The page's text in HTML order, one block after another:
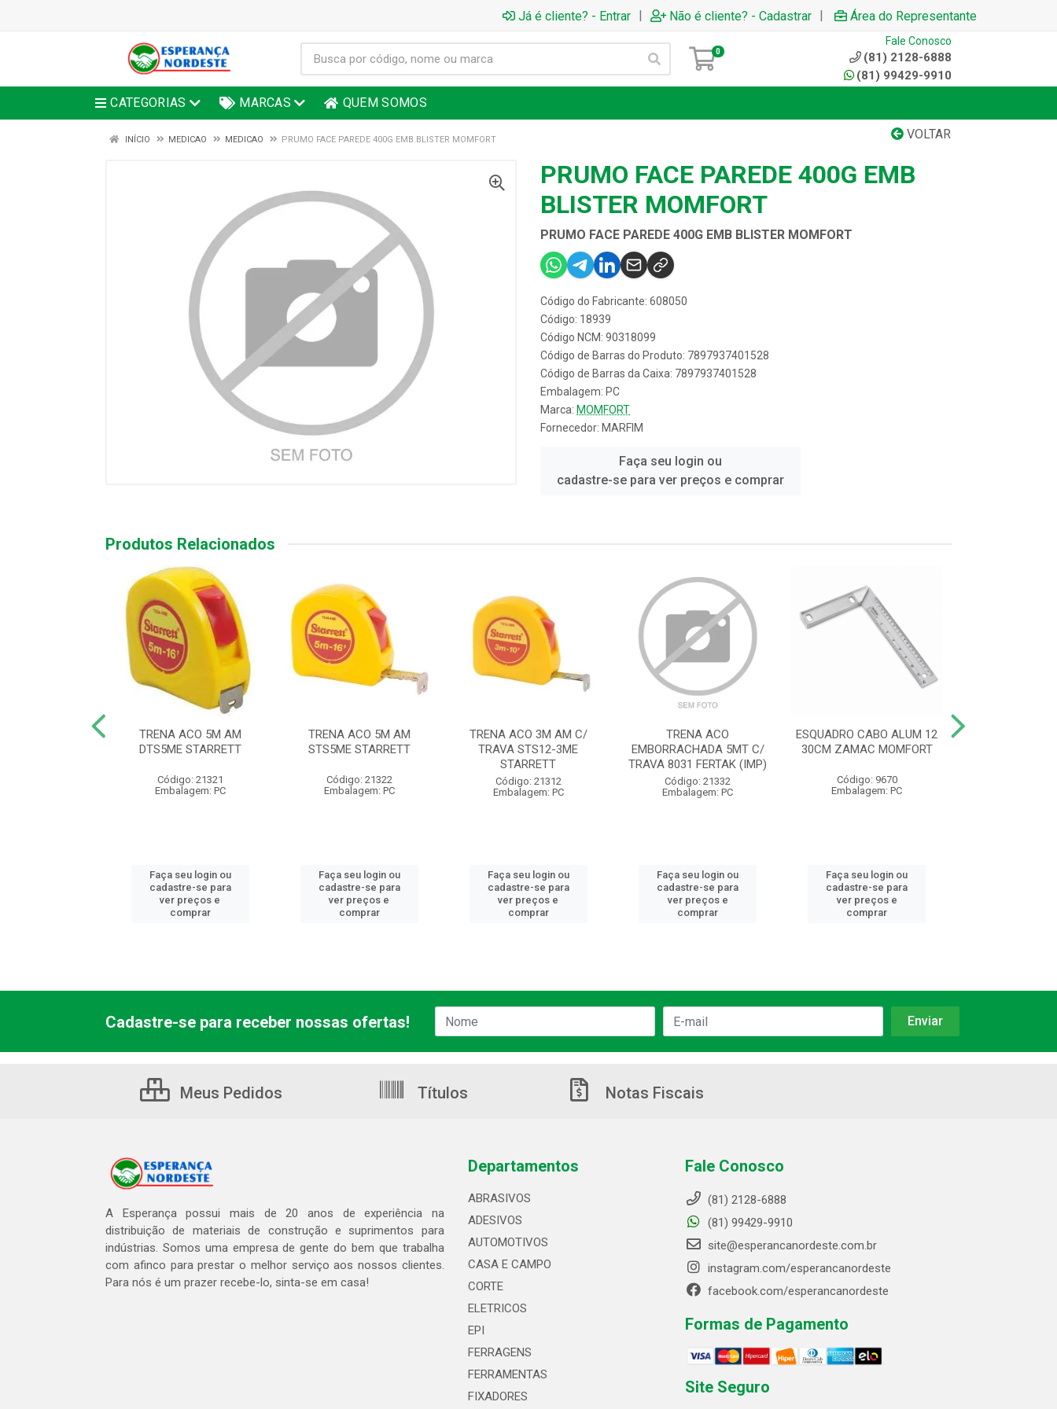
Já é cliente? - Entrar | Não é cliente? - Cadastrar | Área do Representante
0
Fale Conosco
(81) 2128-6888
(81) 99429-9910
CATEGORIAS MARCAS QUEM SOMOS
VOLTAR
INÍCIO MEDICAO MEDICAO PRUMO FACE PAREDE 400G EMB BLISTER MOMFORT
PRUMO FACE PAREDE 400G EMB
BLISTER MOMFORT
PRUMO FACE PAREDE 400G EMB BLISTER MOMFORT
Código do Fabricante: 608050
Código: 18939
Código NCM: 90318099
Código de Barras do Produto: 7897937401528
Código de Barras da Caixa: 7897937401528
Embalagem: PC
Marca: MOMFORT
Fornecedor: MARFIM
Faça seu login ou
cadastre-se para ver preços e comprar
Produtos Relacionados
TRENA ACO 5M AM
DTS5ME STARRETT
Código: 21321
Embalagem: PC
Faça seu login ou
cadastre-se para
ver preços e
comprar
TRENA ACO 5M AM
STS5ME STARRETT
Código: 21322
Embalagem: PC
Faça seu login ou
cadastre-se para
ver preços e
comprar
TRENA ACO 3M AM C/
TRAVA STS12-3ME
STARRETT
Código: 21312
Embalagem: PC
Faça seu login ou
cadastre-se para
ver preços e
comprar
TRENA ACO
EMBORRACHADA 5MT C/
TRAVA 8031 FERTAK (IMP)
Código: 21332
Embalagem: PC
Faça seu login ou
cadastre-se para
ver preços e
comprar
ESQUADRO CABO ALUM 12
30CM ZAMAC MOMFORT
Código: 9670
Embalagem: PC
Faça seu login ou
cadastre-se para
ver preços e
comprar
Cadastre-se para receber nossas ofertas!
Meus Pedidos Títulos Notas Fiscais
A Esperança possui mais de 20 anos de experiência na
distribuição de materiais de construção e suprimentos para
indústrias. Somos uma empresa de gente do bem que trabalha
com afinco para prestar o melhor serviço aos nossos clientes.
Para nós é um prazer recebe-lo, sinta-se em casa!
Departamentos
ABRASIVOS
ADESIVOS
AUTOMOTIVOS
CASA E CAMPO
CORTE
ELETRICOS
EPI
FERRAGENS
FERRAMENTAS
FIXADORES
Fale Conosco
(81) 2128-6888
(81) 99429-9910
site@esperancanordeste.com.br
instagram.com/esperancanordeste
facebook.com/esperancanordeste
Formas de Pagamento
Site Seguro